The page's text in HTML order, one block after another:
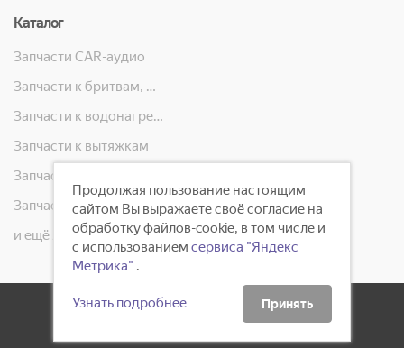
Каталог
Запчасти CAR-аудио
Запчасти к бритвам, машинкам для стрижки, фенам, эпиляторам, зубным щёткам
Запчасти к водонагревателям
Запчасти к вытяжкам
Запчасти к масляным радиаторам, вентиляторам, увлажнителям воздуха и теплотехнике
и ещё 23 категорий
2008 - 2026 © ГлавБытСервис
Продолжая пользование настоящим
сайтом Вы выражаете своё согласие на
обработку файлов-cookie, в том числе и
с использованием сервиса "Яндекс
Метрика" .
Узнать подробнее Принять